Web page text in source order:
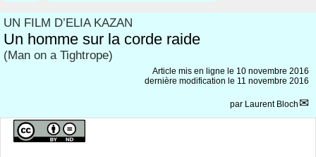
UN FILM D’ELIA KAZAN
Un homme sur la corde raide
(Man on a Tightrope)
Article mis en ligne le 10 novembre 2016
dernière modification le 11 novembre 2016
par Laurent Bloch